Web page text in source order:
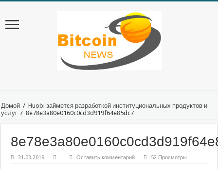
Домой / Huobi займется разработкой институциональных продуктов и
услуг / 8e78e3a80e0160c0cd3d919f64e85dc7
31.03.2019 Оставить комментарий 52 Просмотры